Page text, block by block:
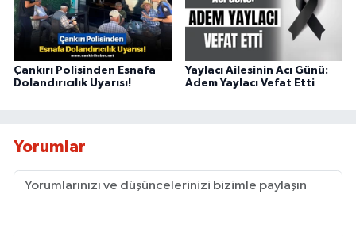
Çankırı Polisinden Esnafa
Dolandırıcılık Uyarısı!
Yaylacı Ailesinin Acı Günü:
Adem Yaylacı Vefat Etti
Yorumlar